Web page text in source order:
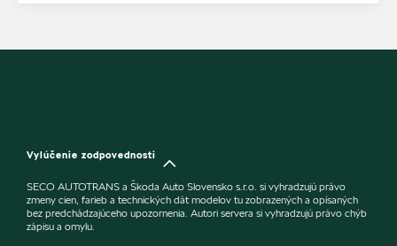
Vylúčenie zodpovednosti
SECO AUTOTRANS a Škoda Auto Slovensko s.r.o. si vyhradzujú právo
zmeny cien, farieb a technických dát modelov tu zobrazených a opísaných
bez predchádzajúceho upozornenia. Autori servera si vyhradzujú právo chýb
zápisu a omylu.